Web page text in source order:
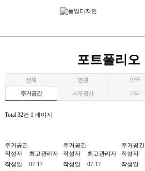
견적의뢰
고객센터
포트폴리오
전체 병원 약국
주거공간
사무공간 기타
Total 32건 1 페이지
주거공간
작성자
최고관리자
작성일
07-17
주거공간
작성자
최고관리자
작성일
07-17
주거공간
작성자
작성일